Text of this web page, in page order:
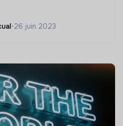
•26 juin 2023